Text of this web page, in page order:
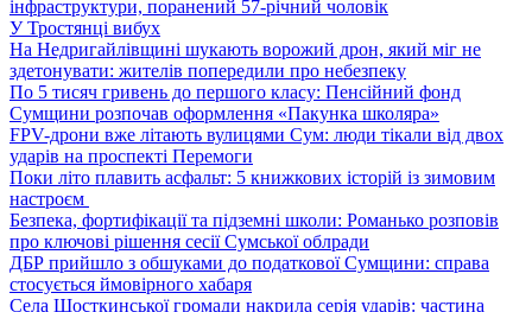
інфраструктури, поранений 57-річний чоловік
У Тростянці вибух
На Недригайлівщині шукають ворожий дрон, який міг не
здетонувати: жителів попередили про небезпеку
По 5 тисяч гривень до першого класу: Пенсійний фонд
Сумщини розпочав оформлення «Пакунка школяра»
FPV-дрони вже літають вулицями Сум: люди тікали від двох
ударів на проспекті Перемоги
Поки літо плавить асфальт: 5 книжкових історій із зимовим
настроєм
Безпека, фортифікації та підземні школи: Романько розповів
про ключові рішення сесії Сумської облради
ДБР прийшло з обшуками до податкової Сумщини: справа
стосується ймовірного хабаря
Села Шосткинської громади накрила серія ударів: частина